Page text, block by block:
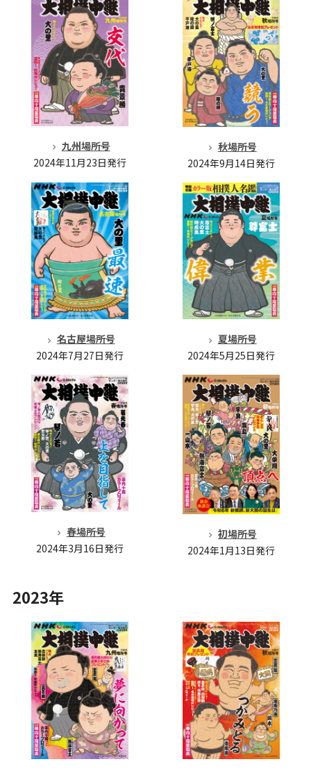
九州場所号
2024年11月23日発行
秋場所号
2024年9月14日発行
名古屋場所号
2024年7月27日発行
夏場所号
2024年5月25日発行
春場所号
2024年3月16日発行
初場所号
2024年1月13日発行
2023年